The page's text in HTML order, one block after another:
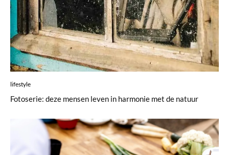
lifestyle
Fotoserie: deze mensen leven in harmonie met de natuur